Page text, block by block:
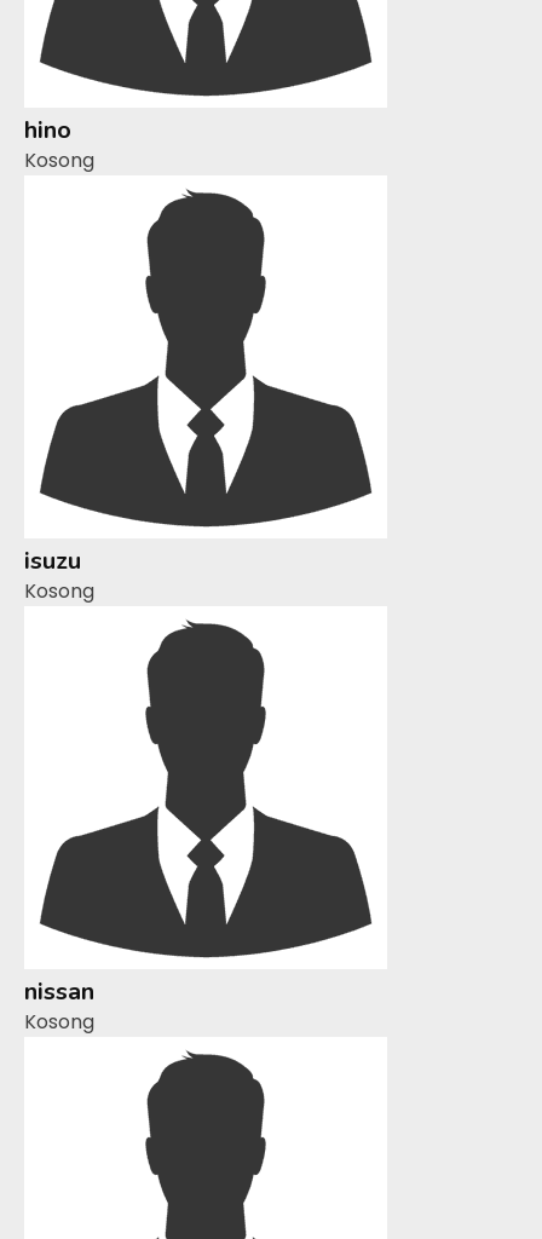
hino
Kosong
isuzu
Kosong
nissan
Kosong